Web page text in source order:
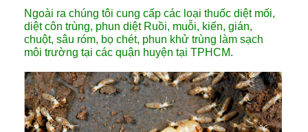
Ngoài ra chúng tôi cung cấp các loại thuốc diệt mối,
diệt côn trùng, phun diệt Ruồi, muỗi, kiến, gián,
chuột, sâu róm, bọ chét, phun khử trùng làm sạch
môi trường tại các quận huyện tại TPHCM.